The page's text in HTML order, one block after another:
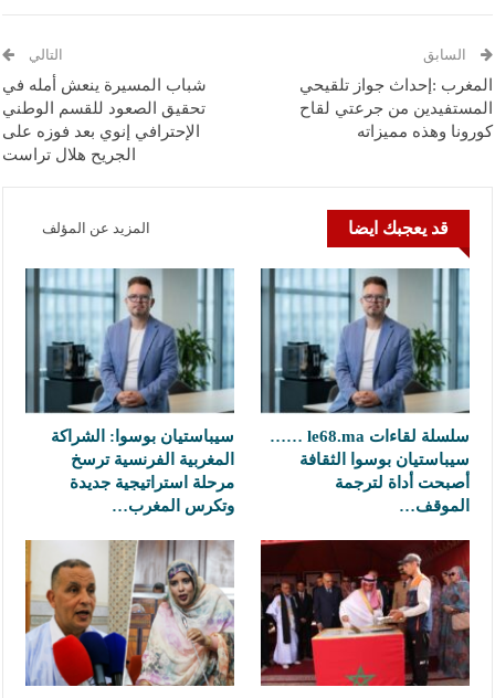
السابق
المغرب :إحداث جواز تلقيحي
المستفيدين من جرعتي لقاح
كورونا وهذه مميزاته
التالي
شباب المسيرة ينعش أمله في
تحقيق الصعود للقسم الوطني
الإحترافي إنوي بعد فوزه على
الجريح هلال تراست
قد يعجبك ايضا المزيد عن المؤلف
سلسلة لقاءات le68.ma ……
سيباستيان بوسوا الثقافة
أصبحت أداة لترجمة
الموقف…
سيباستيان بوسوا: الشراكة
المغربية الفرنسية ترسخ
مرحلة استراتيجية جديدة
وتكرس المغرب…